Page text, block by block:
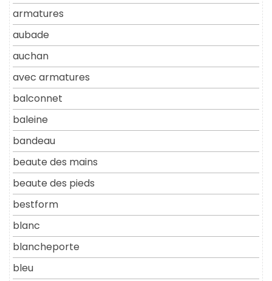
armatures
aubade
auchan
avec armatures
balconnet
baleine
bandeau
beaute des mains
beaute des pieds
bestform
blanc
blancheporte
bleu